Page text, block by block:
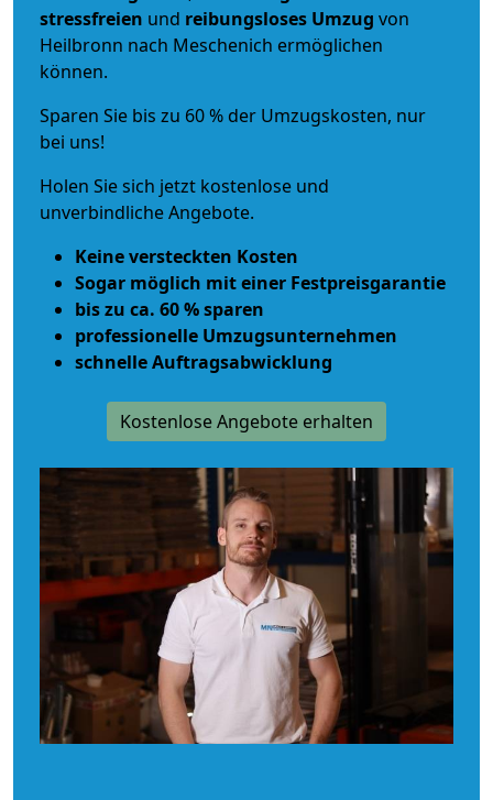
stressfreien und reibungsloses Umzug von
Heilbronn nach Meschenich ermöglichen
können.
Sparen Sie bis zu 60 % der Umzugskosten, nur
bei uns!
Holen Sie sich jetzt kostenlose und
unverbindliche Angebote.
Keine versteckten Kosten
Sogar möglich mit einer Festpreisgarantie
bis zu ca. 60 % sparen
professionelle Umzugsunternehmen
schnelle Auftragsabwicklung
Kostenlose Angebote erhalten